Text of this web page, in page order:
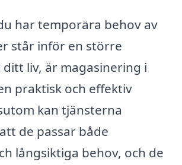
har temporära behov av
står inför en större
liv, är magasinering i
praktisk och effektiv
kan tjänsterna
de passar både
långsiktiga behov, och de